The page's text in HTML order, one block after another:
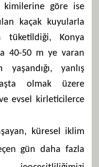
kimilerine göre ise
kaçak kuyularla
tüketildiği, Konya
40-50 m ye varan
yaşandığı, yanlış
olmak üzere
ve evsel kirleticilerce
küresel iklim
gün daha fazla